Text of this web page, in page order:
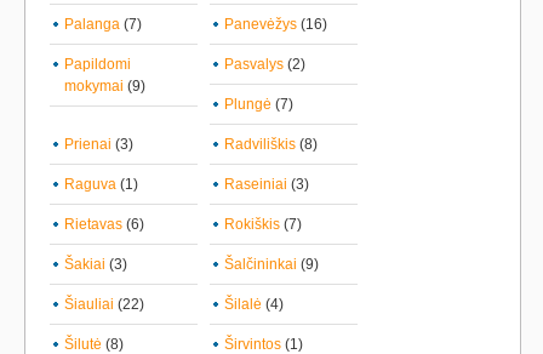
Palanga (7) Panevėžys (16)
Papildomi
mokymai (9)
Pasvalys (2)
Plungė (7)
Prienai (3) Radviliškis (8)
Raguva (1) Raseiniai (3)
Rietavas (6) Rokiškis (7)
Šakiai (3) Šalčininkai (9)
Šiauliai (22) Šilalė (4)
Šilutė (8) Širvintos (1)